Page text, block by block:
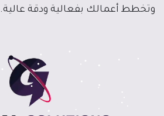
وتخطط أعمالك بفعالية ودقة عالية.